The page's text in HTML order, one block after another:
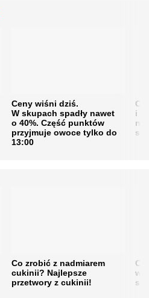
Ceny wiśni dziś.
W skupach spadły nawet
o 40%. Część punktów
przyjmuje owoce tylko do
13:00
i
Co zrobić z nadmiarem
cukinii? Najlepsze
przetwory z cukinii!
w